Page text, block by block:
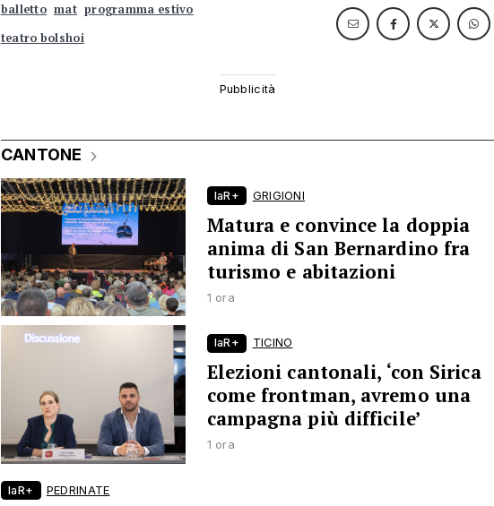
balletto mat programma estivo
teatro bolshoi
CANTONE
laR+ GRIGIONI
Matura e convince la doppia
anima di San Bernardino fra
turismo e abitazioni
1 ora
laR+ TICINO
Elezioni cantonali, ‘con Sirica
come frontman, avremo una
campagna più difficile’
1 ora
laR+ PEDRINATE